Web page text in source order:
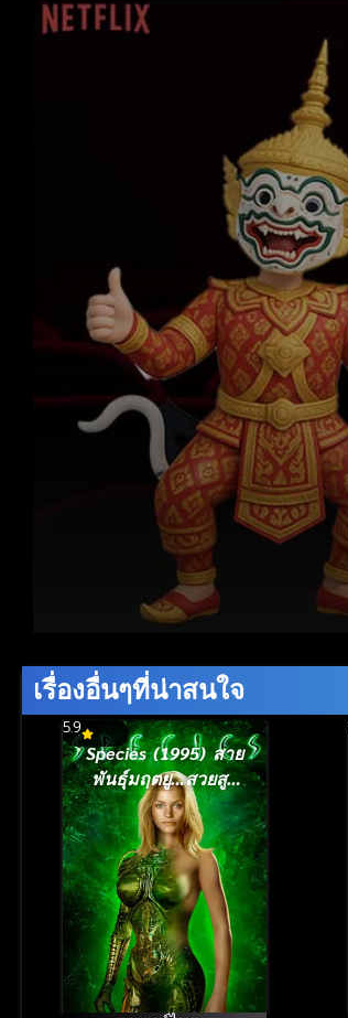
เรื่องอื่นๆที่น่าสนใจ
5.9
Species (1995) สาย
พันธุ์มฤตยู…สวยสูบ
นรก